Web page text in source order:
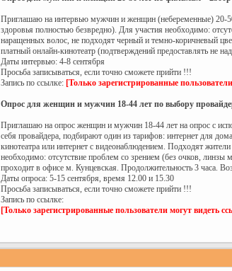
Приглашаю на интервью мужчин и женщин (небеременные) 20-
здоровья полностью безвредно). Для участия необходимо:
наращенных волос, не подходят черный и темно-коричневый
платный онлайн-кинотеатр (подтверждений предоставлять не
Даты интервью: 4-8 сентября
Просьба записываться, если точно сможете прийти !!!
Запись по ссылке: [Только зарегистрированные
Опрос для женщин и мужчин 18-44 лет по выбору
Приглашаю на опрос женщин и мужчин 18-44 лет на опрос с
себя провайдера, подбирают один из тарифов: интернет для
кинотеатра или интернет с видеонаблюдением. Подходят
необходимо: отсутствие проблем со зрением (без очков, линзы
проходит в офисе м. Кунцевская. Продолжительность 3 часа.
Даты опроса: 5-15 сентября, время 12.00 и 15.30
Просьба записываться, если точно сможете прийти !!!
Запись по ссылке:
[Только зарегистрированные пользователи могут видеть